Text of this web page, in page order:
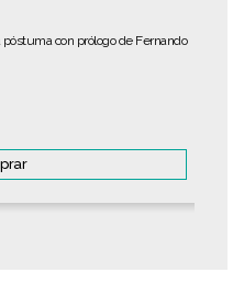
con prólogo de Fernando